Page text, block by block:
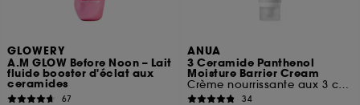
GLOWERY
A.M GLOW Before Noon – Lait
fluide booster d'éclat aux
ceramides
67
ANUA
3 Ceramide Panthenol
Moisture Barrier Cream
Crème nourrissante aux 3 céramides
34